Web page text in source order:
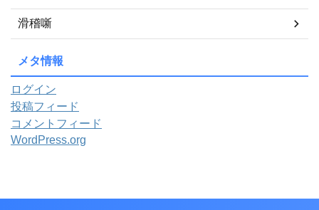
滑稽噺
メタ情報
ログイン
投稿フィード
コメントフィード
WordPress.org